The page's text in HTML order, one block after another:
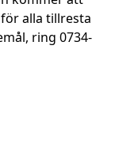
alla tillresta
ring 0734-